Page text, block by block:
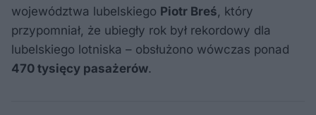
województwa lubelskiego Piotr Breś , który
przypomniał, że ubiegły rok był rekordowy dla
lubelskiego lotniska – obsłużono wówczas ponad
470 tysięcy pasażerów.